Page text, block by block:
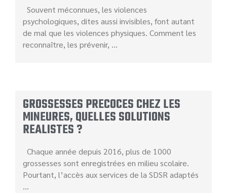
Souvent méconnues, les violences
psychologiques, dites aussi invisibles, font autant
de mal que les violences physiques. Comment les
reconnaître, les prévenir, …
GROSSESSES PRECOCES CHEZ LES
MINEURES, QUELLES SOLUTIONS
REALISTES ?
Chaque année depuis 2016, plus de 1000
grossesses sont enregistrées en milieu scolaire.
Pourtant, l’accès aux services de la SDSR adaptés
…